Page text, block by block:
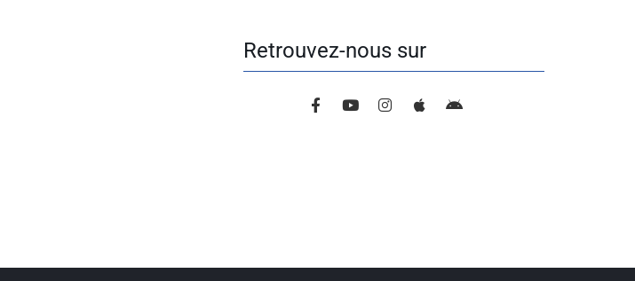
Retrouvez-nous sur